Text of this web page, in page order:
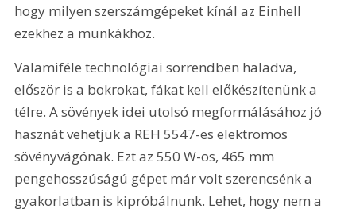
hogy milyen szerszámgépeket kínál az Einhell
ezekhez a munkákhoz.
Valamiféle technológiai sorrendben haladva,
először is a bokrokat, fákat kell előkészítenünk a
télre. A sövények idei utolsó megformálásához jó
hasznát vehetjük a REH 5547-es elektromos
sövényvágónak. Ezt az 550 W-os, 465 mm
pengehosszúságú gépet már volt szerencsénk a
gyakorlatban is kipróbálnunk. Lehet, hogy nem a